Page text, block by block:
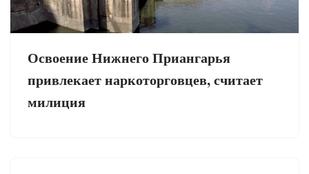
Освоение Нижнего Приангарья
привлекает наркоторговцев, считает
милиция